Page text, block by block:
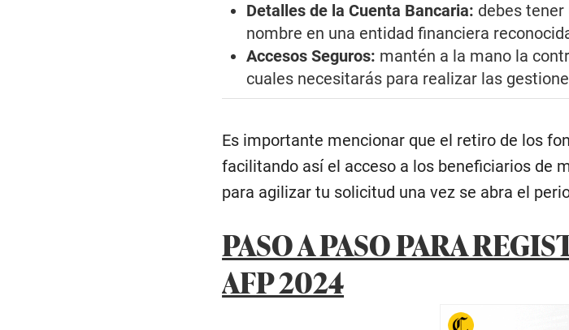
Detalles de la Cuenta Bancaria: debes
nombre en una entidad financiera
Accesos Seguros: mantén a la mano la
cuales necesitarás para realizar las
Es importante mencionar que el retiro de los
facilitando así el acceso a los beneficiarios de
para agilizar tu solicitud una vez se abra el
PASO A PASO PARA
AFP 2024